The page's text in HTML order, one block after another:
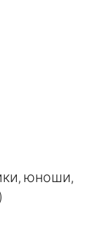
юноши,